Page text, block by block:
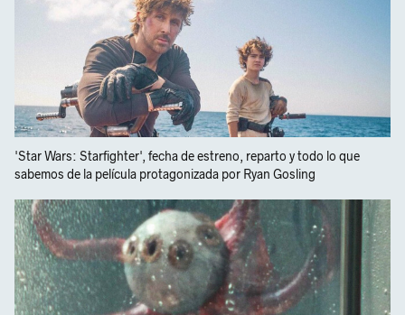
'Star Wars: Starfighter', fecha de estreno, reparto y todo lo que
sabemos de la película protagonizada por Ryan Gosling